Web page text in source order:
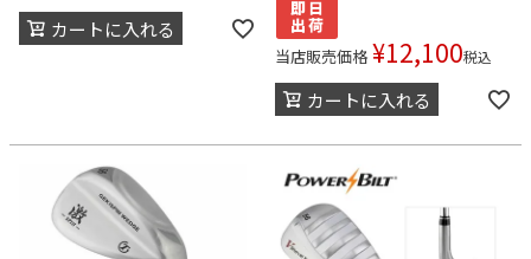
カートに入れる
当店販売価格 ¥12,100税込
カートに入れる